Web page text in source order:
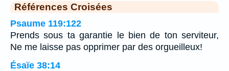
Références Croisées
Psaume 119:122
Prends sous ta garantie le bien de ton serviteur,
Ne me laisse pas opprimer par des orgueilleux!
Ésaïe 38:14